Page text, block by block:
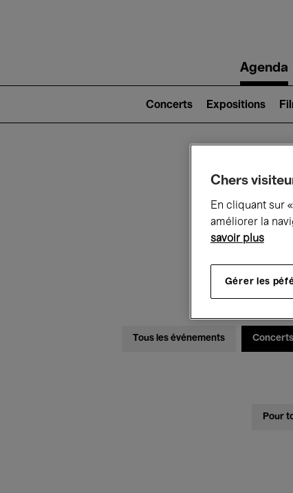
navigationAgenda
2)
Concerts Expositions
Ce
Tous les événements Concerts
Pour
Chers
En cliquant sur
améliorer la
savoir plus
Gérer les